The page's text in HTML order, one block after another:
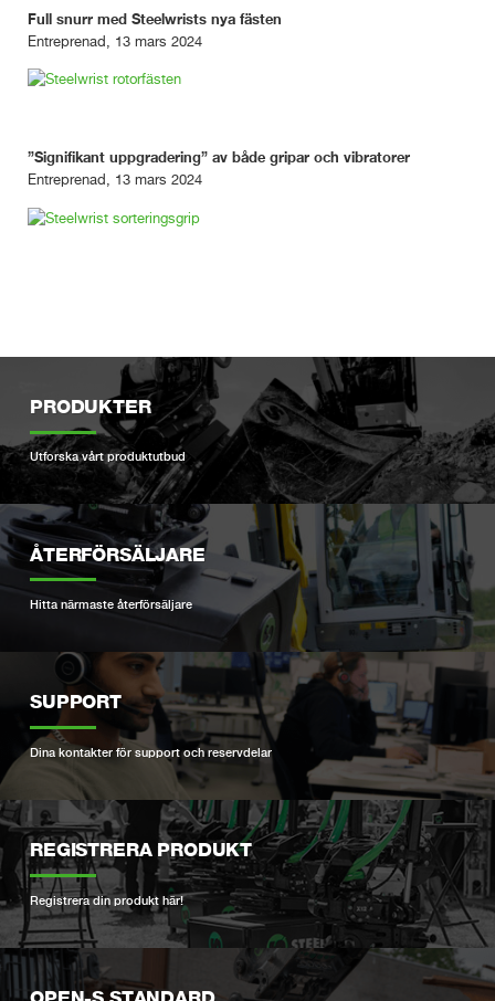
Full snurr med Steelwrists nya fästen
Entreprenad, 13 mars 2024
”Signifikant uppgradering” av både gripar och vibratorer
Entreprenad, 13 mars 2024
PRODUKTER
Utforska vårt produktutbud
ÅTERFÖRSÄLJARE
Hitta närmaste återförsäljare
SUPPORT
Dina kontakter för support och reservdelar
REGISTRERA PRODUKT
Registrera din produkt här!